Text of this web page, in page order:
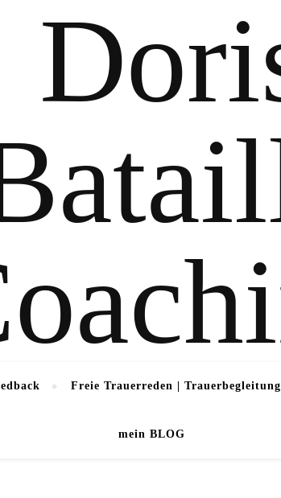
Freie Trauerreden | Trauerbegleitung
mein BLOG